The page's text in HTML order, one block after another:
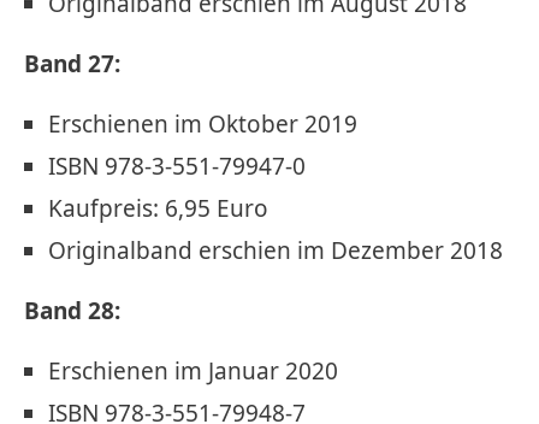
Band 27:
Erschienen im Oktober 2019
ISBN 978-3-551-79947-0
Kaufpreis: 6,95 Euro
Originalband erschien im Dezember 2018
Band 28:
Erschienen im Januar 2020
ISBN 978-3-551-79948-7